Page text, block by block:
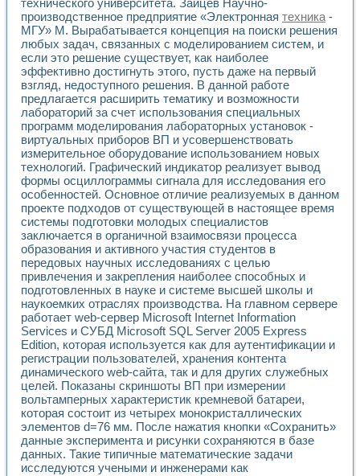
Автоматизированные лабораторные комплексы для
Виртуальный прибор для исследования нелинейных
Использование виртуальных приборов в процесе
Использование программ ELECTRONICS WORKBENCH-
Лабораторный практикум по дисциплине «Цифровые
Лабораторный практикум по ИНС на основе LabVIEW
Лабораторный практикум по основам теории коммутации
Опыт использования NI LabVIEW для создания
Применение LabVIEW для исследования течения в
Создание виртуальной работы «Изучение магнитных
Обратный маятник
Устройство для изучения основ интерфейсов обмена по
Лабораторный практикум: изучение адиабатического
Стенд для исследования электрических переходных
Система статистической обработки результатов
Автоматизация лазерно-плазменных измерений с
Модельно-измерительный комплекс. Назначение. Состав.
Использование технологий NATIONAL INSTRUMENTS
Учебный практикум "Спектральный и корреляционный
Учебный стенд для исследования принципа действия
Оборудование и программное обеспечение учебных
Виртуальный лабораторный практикум для изучения
Управление роботом ТУР-10 средствами LabVIEW
Аппаратно-программный комплекс для исследования
Автоматизированный дистанционный лабораторный
Исследование возможности реставрации одномерных
Использование технологий NATIONAL INSTRUMENTS в
Разработка модификаций алгоритма полигармонической
Учебный стенд для исследования принципа действия
Виртуальная система поддержки принимаемых решений в
Преемственность дисциплин «Моделирование систем» и
технического университета. Зайцев Научно-
производственное предприятие «Электронная техника-
МГУ» М. Вырабатывается концепция на поиски решения
любых задач, связанных с моделированием систем, и
если это решение существует, как наиболее
эффективно достигнуть этого, пусть даже на первый
взгляд, недоступного решения. В данной работе
предлагается расширить тематику и возможности
лабораторий за счет использования специальных
программ моделирования лабораторных установок -
виртуальных приборов ВП и усовершенствовать
измерительное оборудование использованием новых
технологий. Графический индикатор реализует вывод
формы осциллограммы сигнала для исследования его
особенностей. Основное отличие реализуемых в данном
проекте подходов от существующей в настоящее время
системы подготовки молодых специалистов
заключается в органичной взаимосвязи процесса
образования и активного участия студентов в
передовых научных исследованиях с целью
привлечения и закрепления наиболее способных и
подготовленных в науке и системе высшей школы и
наукоемких отраслях производства. На главном сервере
работает web-сервер Microsoft Internet Information
Services и СУБД Microsoft SQL Server 2005 Express
Edition, которая используется как для аутентификации и
регистрации пользователей, хранения контента
динамического web-сайта, так и для других служебных
целей. Показаны скриншоты ВП при измерении
вольтамперных характеристик кремневой батареи,
которая состоит из четырех монокристаллических
элементов d=76 мм. После нажатия кнопки «Сохранить»
данные эксперимента и рисунки сохраняются в базе
данных. Такие типичные математические задачи
исследуются учеными и инженерами как